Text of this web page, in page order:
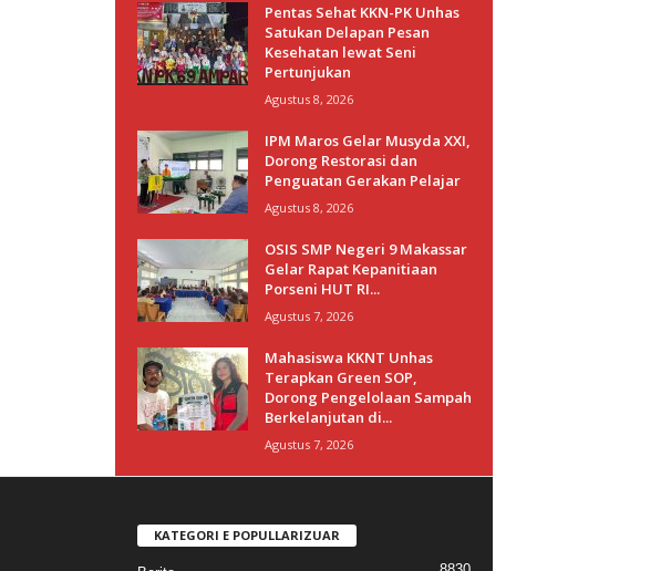
Pentas Sehat KKN-PK Unhas
Satukan Delapan Pesan
Kesehatan lewat Seni
Pertunjukan
Agustus 8, 2026
IPM Maros Gelar Musyda XXI,
Dorong Restorasi dan
Penguatan Gerakan Pelajar
Agustus 8, 2026
OSIS SMP Negeri 9 Makassar
Gelar Rapat Kepanitiaan
Porseni HUT RI...
Agustus 7, 2026
Mahasiswa KKNT Unhas
Terapkan Green SOP,
Dorong Pengelolaan Sampah
Berkelanjutan di...
Agustus 7, 2026
KATEGORI E POPULLARIZUAR